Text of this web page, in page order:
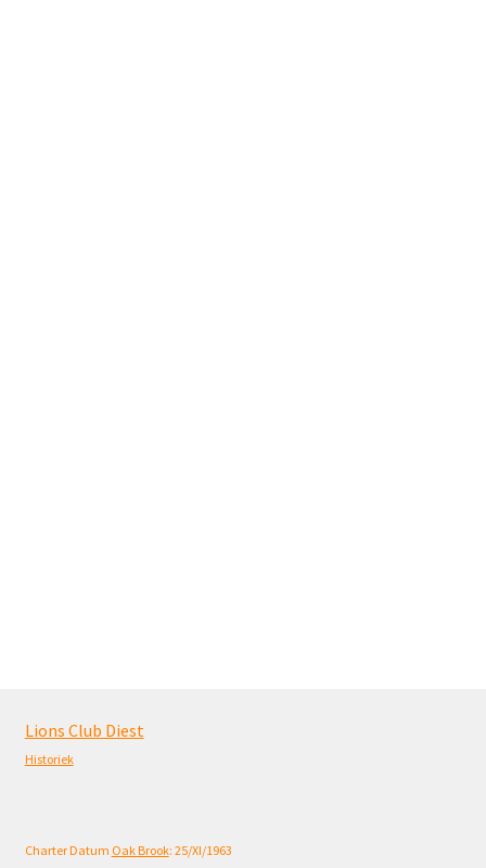
Lions Club Diest
Historiek
Charter Datum Oak Brook: 25/XI/1963